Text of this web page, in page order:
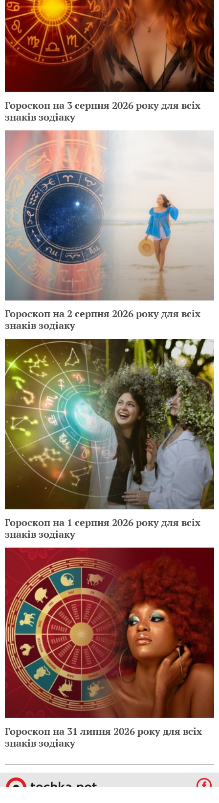
Гороскоп на 3 серпня 2026 року для всіх
знаків зодіаку
Гороскоп на 2 серпня 2026 року для всіх
знаків зодіаку
Гороскоп на 1 серпня 2026 року для всіх
знаків зодіаку
Гороскоп на 31 липня 2026 року для всіх
знаків зодіаку